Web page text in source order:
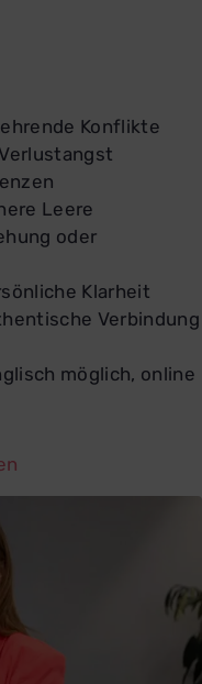
Konflikte
Leere
oder
Klarheit
Verbindung
möglich, online